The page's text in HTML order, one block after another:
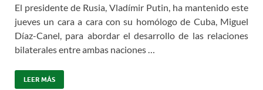
El presidente de Rusia, Vladímir Putin, ha mantenido este
jueves un cara a cara con su homólogo de Cuba, Miguel
Díaz-Canel, para abordar el desarrollo de las relaciones
bilaterales entre ambas naciones …
LEER MÁS